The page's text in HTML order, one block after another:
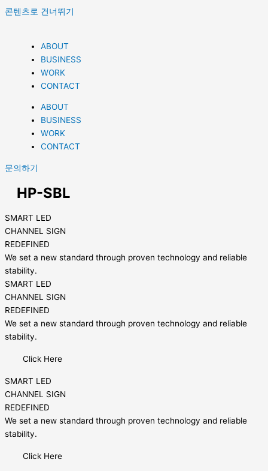
콘텐츠로 건너뛰기
ABOUT
BUSINESS
WORK
CONTACT
ABOUT
BUSINESS
WORK
CONTACT
문의하기
HP-SBL
SMART LED
CHANNEL SIGN
REDEFINED
We set a new standard through proven technology and reliable
stability.
SMART LED
CHANNEL SIGN
REDEFINED
We set a new standard through proven technology and reliable
stability.
Click Here
SMART LED
CHANNEL SIGN
REDEFINED
We set a new standard through proven technology and reliable
stability.
Click Here